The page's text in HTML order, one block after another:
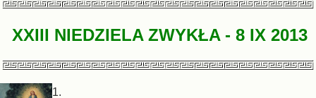
XXIII NIEDZIELA ZWYKŁA - 8 IX 2013
1.